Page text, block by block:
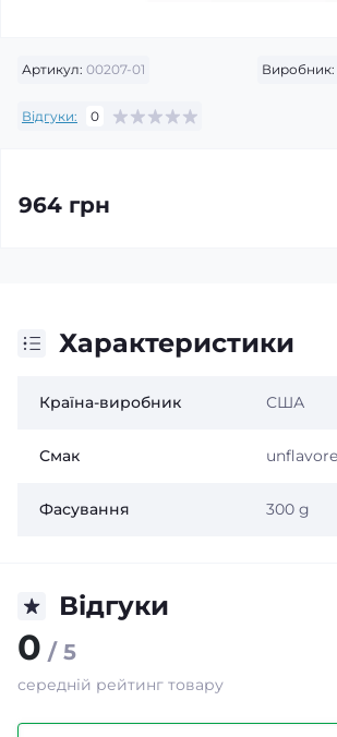
Артикул: 00207-01 Виробник:
Відгуки: 0
964 грн
Характеристики
Країна-виробник США
Смак
Фасування 300 g
Відгуки
0 / 5
середній рейтинг товару